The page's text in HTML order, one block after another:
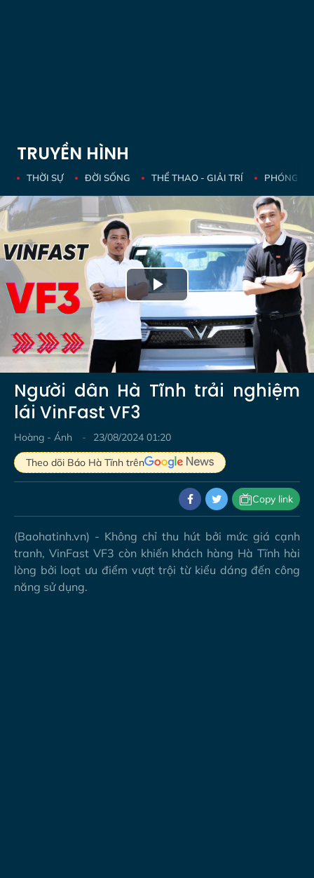
TRUYỀN HÌNH
THỜI SỰ ĐỜI SỐNG THỂ THAO - GIẢI TRÍ PHÓNG
Play
Video
Người dân Hà Tĩnh trải nghiệm
lái VinFast VF3
Hoàng - Ánh
23/08/2024 01:20
Theo dõi Báo Hà Tĩnh trên
Copy link
(Baohatinh.vn) - Không chỉ thu hút bởi mức giá cạnh
tranh, VinFast VF3 còn khiến khách hàng Hà Tĩnh hài
lòng bởi loạt ưu điểm vượt trội từ kiểu dáng đến công
năng sử dụng.